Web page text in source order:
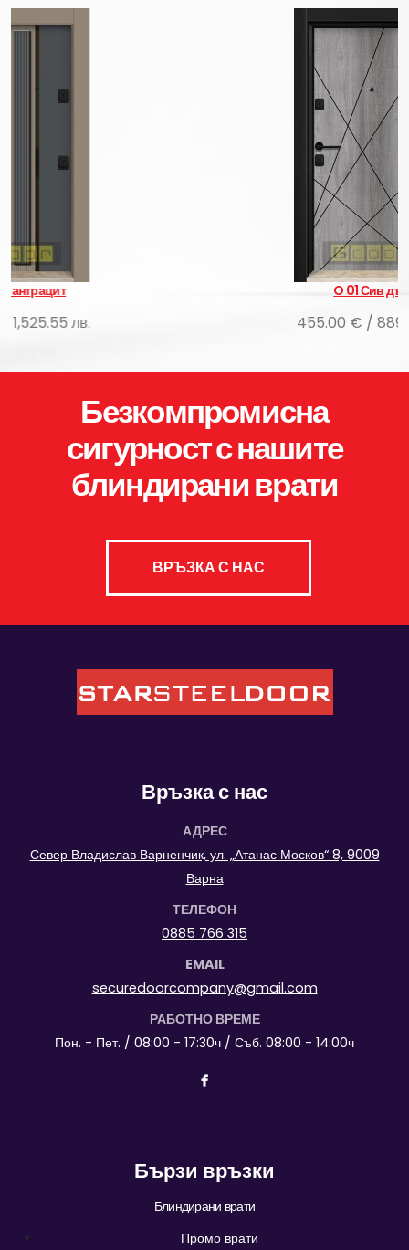
455.00 € / 889.90 лв.
Безкомпромисна
сигурност с нашите
блиндирани врати
ВРЪЗКА С НАС
Връзка с нас
АДРЕС
Север Владислав Варненчик, ул. „Атанас Москов“ 8, 9009
Варна
ТЕЛЕФОН
0885 766 315
EMAIL
securedoorcompany@gmail.com
РАБОТНО ВРЕМЕ
Пон. - Пет. / 08:00 - 17:30ч / Съб. 08:00 - 14:00ч
Бързи връзки
Блиндирани врати
Промо врати